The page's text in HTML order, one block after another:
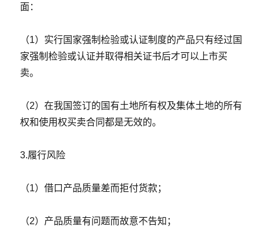
面：
（1）实行国家强制检验或认证制度的产品只有经过国
家强制检验或认证并取得相关证书后才可以上市买
卖。
（2）在我国签订的国有土地所有权及集体土地的所有
权和使用权买卖合同都是无效的。
3.履行风险
（1）借口产品质量差而拒付货款；
（2）产品质量有问题而故意不告知；